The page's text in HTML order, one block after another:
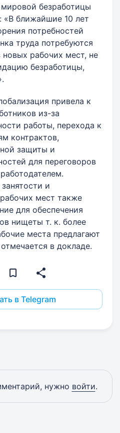
безработицы
«В ближайшие 10 лет
потребностей
труда потребуются
рабочих мест, не
безработицы,
привела к
из-за
работы, перехода к
контрактов,
защиты и
для переговоров
и
мест также
для обеспечения
нищеты т. к. более
места предлагают
в докладе.
в Telegram
нужно войти.